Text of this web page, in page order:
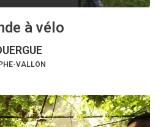
à vélo
VALLON